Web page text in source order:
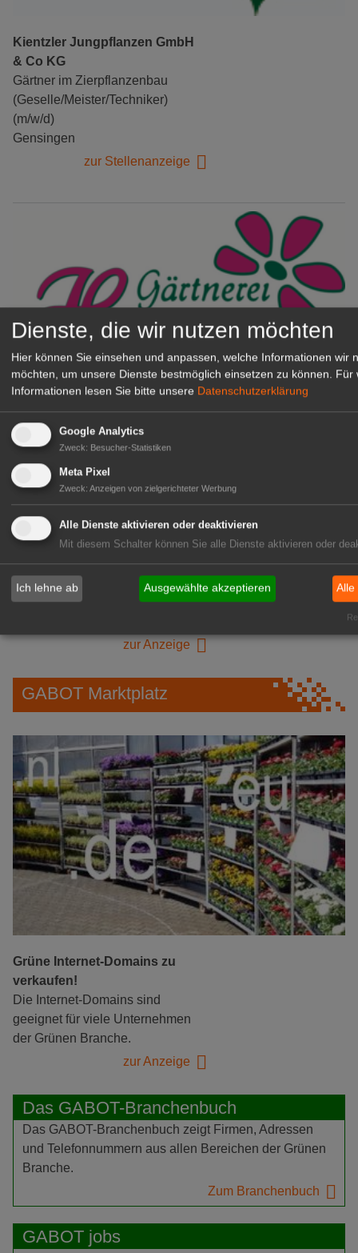
Kientzler Jungpflanzen GmbH
& Co KG
Gärtner im Zierpflanzenbau
(Geselle/Meister/Techniker)
(m/w/d)
Gensingen
zur Stellenanzeige
Gärtnerei Hanns
Logistikhalle
Herongen
GABOT Immobilienangebote
1A-Lage, ihre Chance in der
grünen Branche
Repräsentative Immobilie für
zur Anzeige
GABOT Marktplatz
Grüne Internet-Domains zu
verkaufen!
Die Internet-Domains sind
geeignet für viele Unternehmen
der Grünen Branche.
zur Anzeige
Das GABOT-Branchenbuch
Das GABOT-Branchenbuch zeigt Firmen, Adressen
und Telefonnummern aus allen Bereichen der Grünen
Branche.
Zum Branchenbuch
GABOT jobs
Dienste, die wir nutzen möchten
Hier können Sie einsehen und anpassen, welche Informationen wir
möchten, um unsere Dienste bestmöglich einsetzen zu können. Für
Informationen lesen Sie bitte unsere Datenschutzerklärung
Google Analytics
Zweck: Besucher-Statistiken
Meta Pixel
Zweck: Anzeigen von zielgerichteter Werbung
Alle Dienste aktivieren oder deaktivieren
Mit diesem Schalter können Sie alle Dienste aktivieren oder
Ich lehne ab Ausgewählte akzeptieren Alle